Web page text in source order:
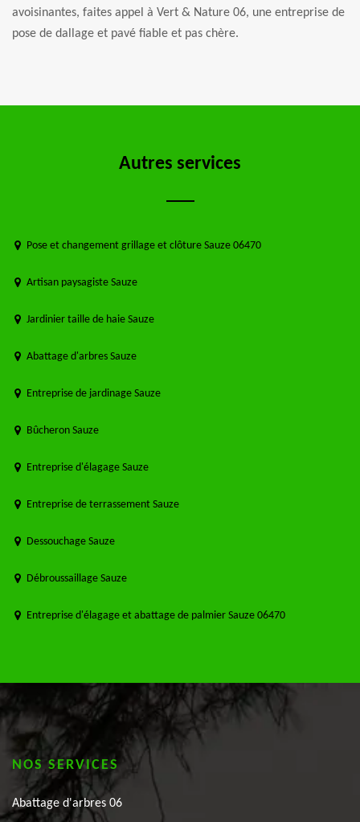
avoisinantes, faites appel à Vert & Nature 06, une entreprise de
pose de dallage et pavé fiable et pas chère.
Autres services
Pose et changement grillage et clôture Sauze 06470
Artisan paysagiste Sauze
Jardinier taille de haie Sauze
Abattage d'arbres Sauze
Entreprise de jardinage Sauze
Bûcheron Sauze
Entreprise d'élagage Sauze
Entreprise de terrassement Sauze
Dessouchage Sauze
Débroussaillage Sauze
Entreprise d'élagage et abattage de palmier Sauze 06470
NOS SERVICES
Abattage d'arbres 06